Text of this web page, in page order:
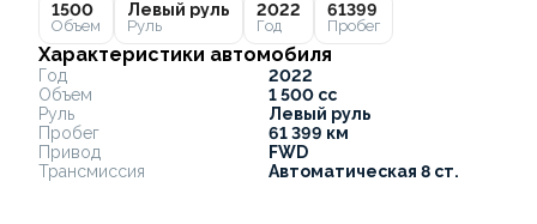
1500
Объем
Левый руль
Руль
2022
Год
61399
Пробег
Характеристики автомобиля
Год
2022
Объем
1 500 cc
Руль
Левый руль
Пробег
61 399 км
Привод
FWD
Трансмиссия
Автоматическая 8 ст.